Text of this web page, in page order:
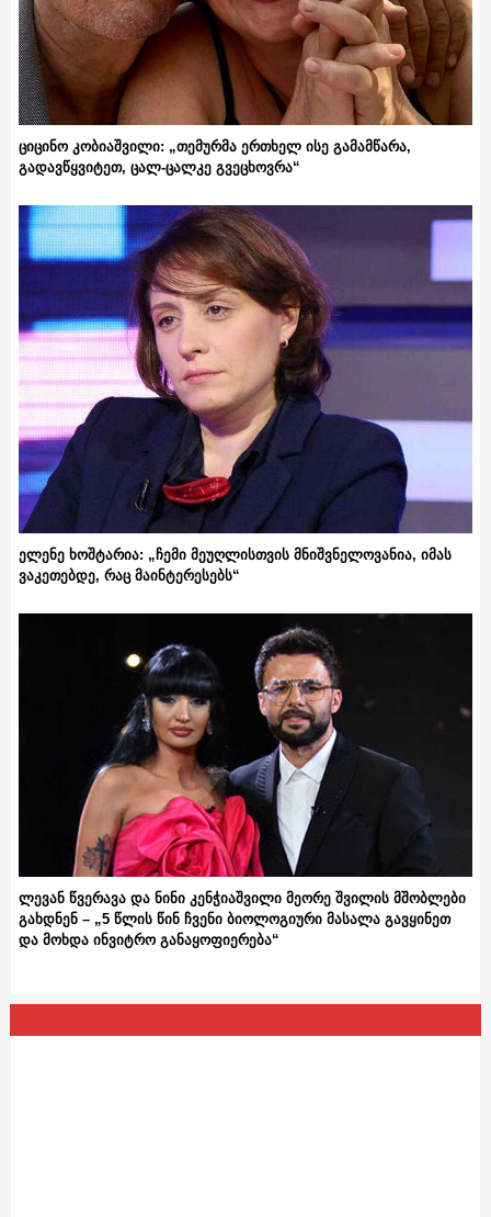
ციცინო კობიაშვილი: „თემურმა ერთხელ ისე გამამწარა,
გადავწყვიტეთ, ცალ-ცალკე გვეცხოვრა“
ელენე ხოშტარია: „ჩემი მეუღლისთვის მნიშვნელოვანია, იმას
ვაკეთებდე, რაც მაინტერესებს“
ლევან წვერავა და ნინი კენჭიაშვილი მეორე შვილის მშობლები
გახდნენ – „5 წლის წინ ჩვენი ბიოლოგიური მასალა გავყინეთ
და მოხდა ინვიტრო განაყოფიერება“